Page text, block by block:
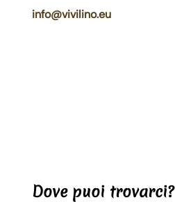
info@vivilino.eu
Dove puoi trovarci?